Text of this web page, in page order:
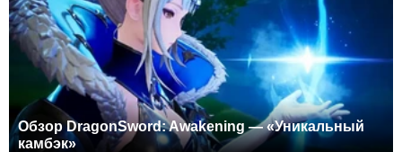
Обзор DragonSword: Awakening — «Уникальный
камбэк»